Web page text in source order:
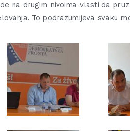
na drugim nivoima vlasti da
To podrazumijeva svaku